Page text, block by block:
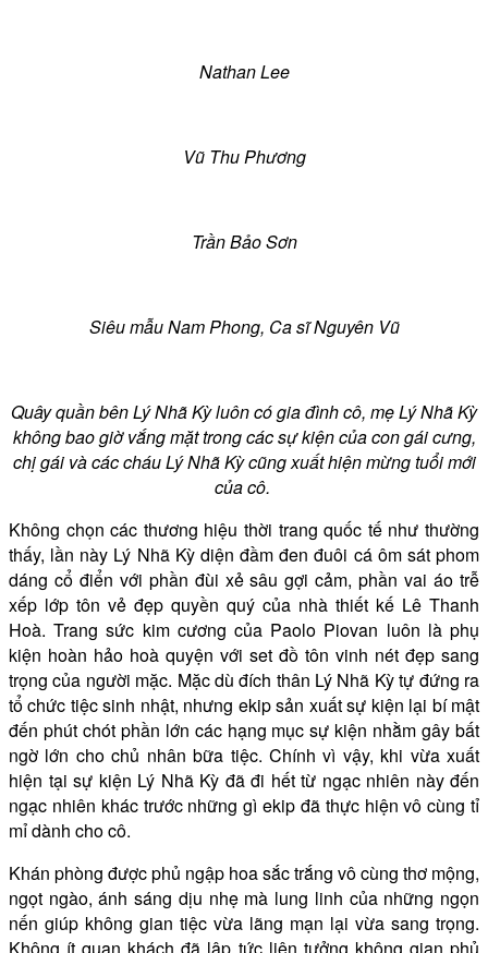
Nathan Lee
Vũ Thu Phương
Trần Bảo Sơn
Siêu mẫu Nam Phong, Ca sĩ Nguyên Vũ
Quây quần bên Lý Nhã Kỳ luôn có gia đình cô, mẹ Lý Nhã Kỳ
không bao giờ vắng mặt trong các sự kiện của con gái cưng,
chị gái và các cháu Lý Nhã Kỳ cũng xuất hiện mừng tuổi mới
của cô.
Không chọn các thương hiệu thời trang quốc tế như thường
thấy, lần này Lý Nhã Kỳ diện đầm đen đuôi cá ôm sát phom
dáng cổ điển với phần đùi xẻ sâu gợi cảm, phần vai áo trễ
xếp lớp tôn vẻ đẹp quyền quý của nhà thiết kế Lê Thanh
Hoà. Trang sức kim cương của Paolo Piovan luôn là phụ
kiện hoàn hảo hoà quyện với set đồ tôn vinh nét đẹp sang
trọng của người mặc. Mặc dù đích thân Lý Nhã Kỳ tự đứng ra
tổ chức tiệc sinh nhật, nhưng ekip sản xuất sự kiện lại bí mật
đến phút chót phần lớn các hạng mục sự kiện nhằm gây bất
ngờ lớn cho chủ nhân bữa tiệc. Chính vì vậy, khi vừa xuất
hiện tại sự kiện Lý Nhã Kỳ đã đi hết từ ngạc nhiên này đến
ngạc nhiên khác trước những gì ekip đã thực hiện vô cùng tỉ
mỉ dành cho cô.
Khán phòng được phủ ngập hoa sắc trắng vô cùng thơ mộng,
ngọt ngào, ánh sáng dịu nhẹ mà lung linh của những ngọn
nến giúp không gian tiệc vừa lãng mạn lại vừa sang trọng.
Không ít quan khách đã lập tức liên tưởng không gian phủ